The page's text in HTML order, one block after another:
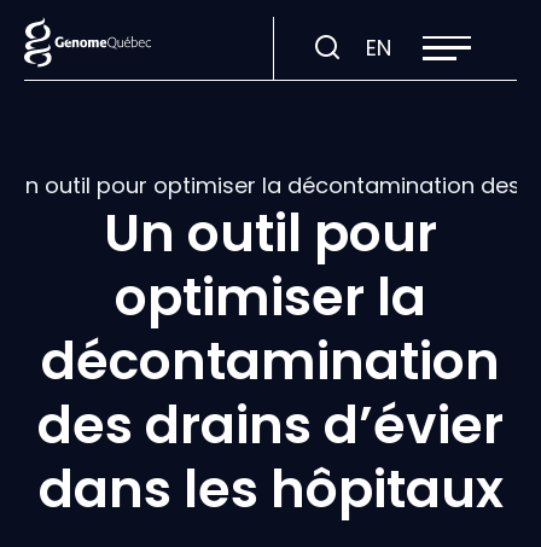
EN Visiter
la
:
la
navigation
du
Un outil pour optimiser la décontamination des
Un outil pour
optimiser la
décontamination
des drains d’évier
dans les hôpitaux